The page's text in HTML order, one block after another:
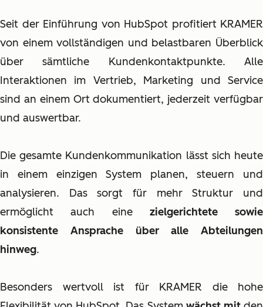
Seit der Einführung von HubSpot profitiert KRAMER
von einem vollständigen und belastbaren Überblick
über sämtliche Kundenkontaktpunkte. Alle
Interaktionen im Vertrieb, Marketing und Service
sind an einem Ort dokumentiert, jederzeit verfügbar
und auswertbar.
Die gesamte Kundenkommunikation lässt sich heute
in einem einzigen System planen, steuern und
analysieren. Das sorgt für mehr Struktur und
ermöglicht auch eine zielgerichtete sowie
konsistente Ansprache über alle Abteilungen
hinweg.
Besonders wertvoll ist für KRAMER die hohe